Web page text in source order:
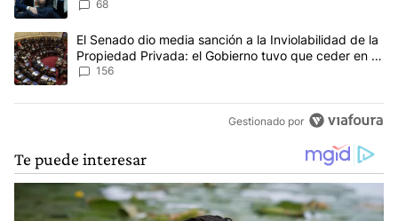
68
Un artículo de tendencia con el título "El Senado dio media
El Senado dio media sanción a la Inviolabilidad de la
Propiedad Privada: el Gobierno tuvo que ceder en la
Ley del Manejo del Fuego
156
Gestionado por